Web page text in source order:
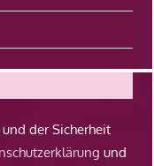
der Sicherheit
und